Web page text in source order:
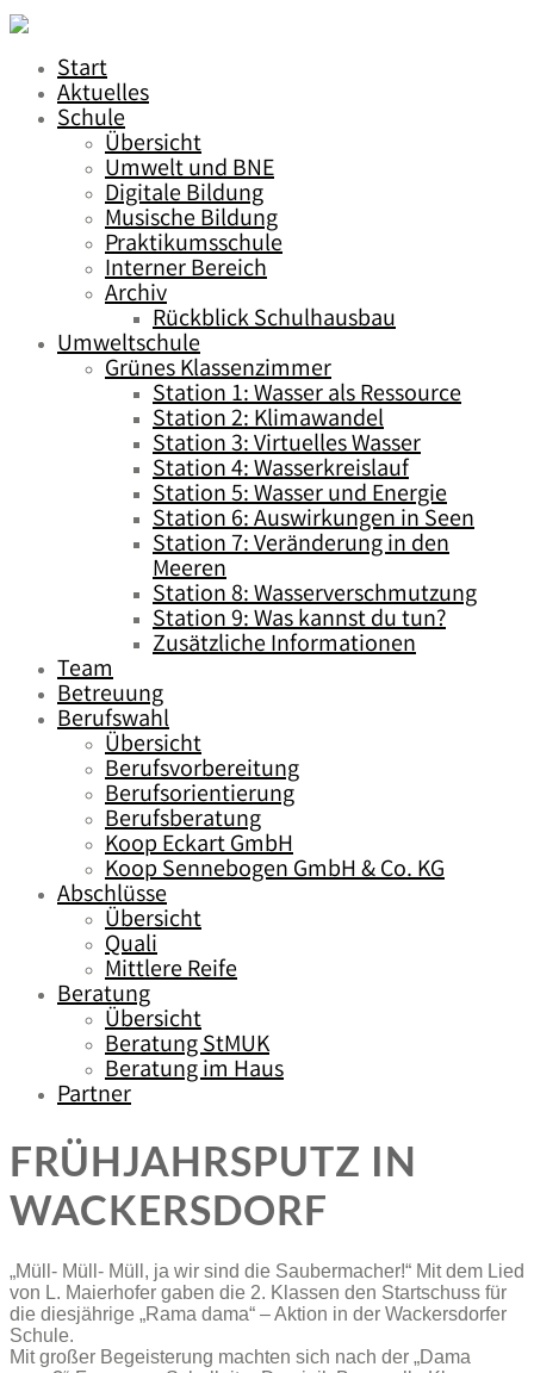
Start
Aktuelles
Schule
Übersicht
Umwelt und BNE
Digitale Bildung
Musische Bildung
Praktikumsschule
Interner Bereich
Archiv
Rückblick Schulhausbau
Umweltschule
Grünes Klassenzimmer
Station 1: Wasser als Ressource
Station 2: Klimawandel
Station 3: Virtuelles Wasser
Station 4: Wasserkreislauf
Station 5: Wasser und Energie
Station 6: Auswirkungen in Seen
Station 7: Veränderung in den
Meeren
Station 8: Wasserverschmutzung
Station 9: Was kannst du tun?
Zusätzliche Informationen
Team
Betreuung
Berufswahl
Übersicht
Berufsvorbereitung
Berufsorientierung
Berufsberatung
Koop Eckart GmbH
Koop Sennebogen GmbH & Co. KG
Abschlüsse
Übersicht
Quali
Mittlere Reife
Beratung
Übersicht
Beratung StMUK
Beratung im Haus
Partner
FRÜHJAHRSPUTZ IN
WACKERSDORF
„Müll- Müll- Müll, ja wir sind die Saubermacher!“ Mit dem Lied
von L. Maierhofer gaben die 2. Klassen den Startschuss für
die diesjährige „Rama dama“ – Aktion in der Wackersdorfer
Schule.
Mit großer Begeisterung machten sich nach der „Dama